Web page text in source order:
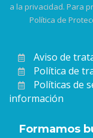
a la privacidad. Para
Política de
Aviso de
Política de
Políticas de
información
Formamos